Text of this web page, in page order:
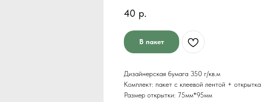
40 р.
В пакет
Дизайнерская бумага 350 г/кв.м
Комплект: пакет с клеевой лентой + открытка
Размер открытки: 75мм*95мм